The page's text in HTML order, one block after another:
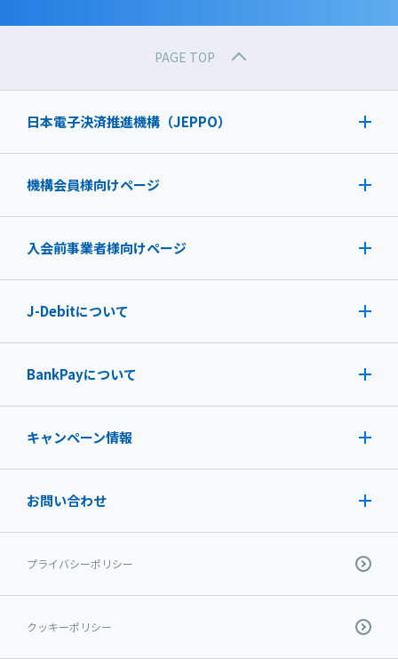
PAGE TOP
日本電子決済推進機構（JEPPO）
機構会員様向けページ
入会前事業者様向けページ
J-Debitについて
BankPayについて
キャンペーン情報
お問い合わせ
プライバシーポリシー
クッキーポリシー